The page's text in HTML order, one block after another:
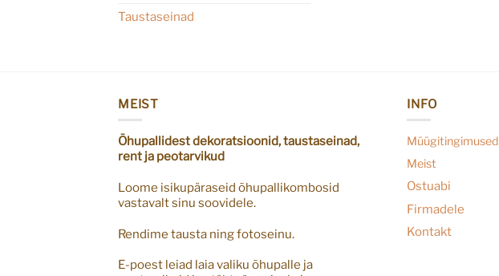
Taustaseinad
MEIST
Õhupallidest dekoratsioonid, taustaseinad,
rent ja peotarvikud
Loome isikupäraseid õhupallikombosid
vastavalt sinu soovidele.
Rendime tausta ning fotoseinu.
E-poest leiad laia valiku õhupalle ja
INFO
Müügitingimused
Meist
Ostuabi
Firmadele
Kontakt